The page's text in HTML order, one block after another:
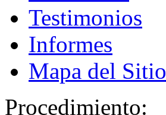
Testimonios
Informes
Mapa del Sitio
Procedimiento: